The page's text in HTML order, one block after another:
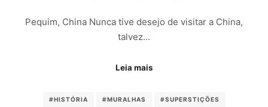
Pequim, China Nunca tive desejo de visitar a China,
talvez…
Leia mais
#HISTÓRIA #MURALHAS #SUPERSTIÇÕES